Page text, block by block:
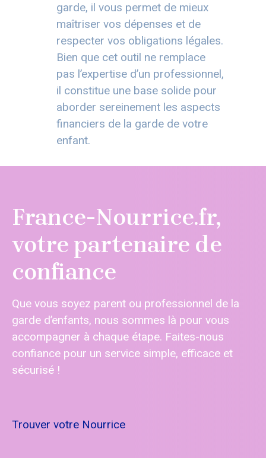
garde, il vous permet de mieux
maîtriser vos dépenses et de
respecter vos obligations légales.
Bien que cet outil ne remplace
pas l’expertise d’un professionnel,
il constitue une base solide pour
aborder sereinement les aspects
financiers de la garde de votre
enfant.
France-Nourrice.fr,
votre partenaire de
confiance
Que vous soyez parent ou professionnel de la
garde d’enfants, nous sommes là pour vous
accompagner à chaque étape. Faites-nous
confiance pour un service simple, efficace et
sécurisé !
Trouver votre Nourrice